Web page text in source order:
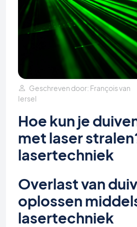
Geschreven door: François van
Iersel
Hoe kun je
met laser
lasertechniek
Overlast van
oplossen
lasertechniek